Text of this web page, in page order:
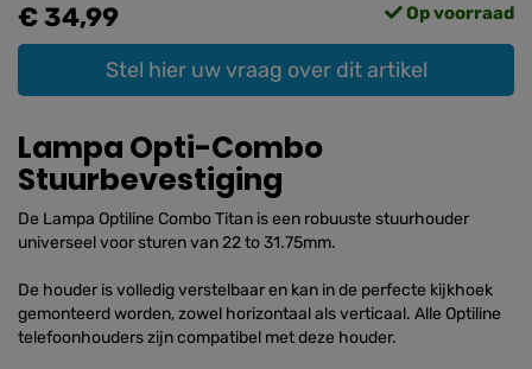
€ 34,99 Op voorraad
Stel hier uw vraag over dit artikel
Lampa Opti-Combo
Stuurbevestiging
De Lampa Optiline Combo Titan is een robuuste stuurhouder
universeel voor sturen van 22 to 31.75mm.
De houder is volledig verstelbaar en kan in de perfecte kijkhoek
gemonteerd worden, zowel horizontaal als verticaal. Alle Optiline
telefoonhouders zijn compatibel met deze houder.